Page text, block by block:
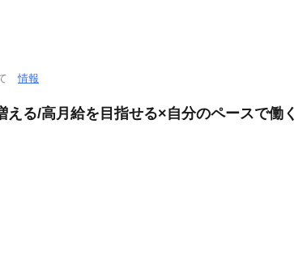
て情報
る/高月給を目指せる×自分のペースで働く